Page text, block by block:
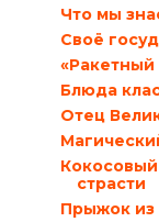
Что мы
Своё
Блюда
Отец
страсти
Прыжок из